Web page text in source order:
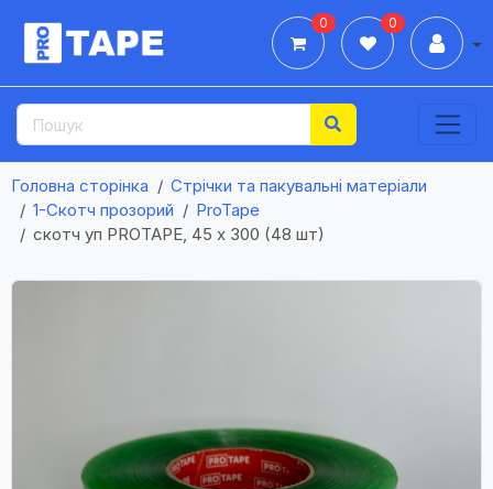
0 0
Головна сторінка
Стрічки та пакувальні матеріали
1-Cкотч прозорий
ProTape
скотч уп PROTAPE, 45 х 300 (48 шт)